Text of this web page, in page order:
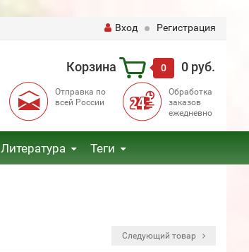
Вход Регистрация
Корзина 0 0 руб.
Отправка по
всей России
Обработка
заказов
ежедневно
Литература Теги
Следующий товар